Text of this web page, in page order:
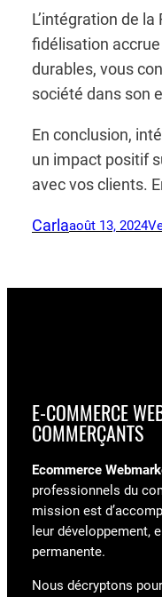
L’intégration de
fidélisation
durables, vous
société dans son
En conclusion,
un impact positif
avec vos clients.
Carlaaoût 13, 2024
E-COMMERCE
COMMERÇANTS
Ecommerce
professionnels du
mission est
leur développement,
permanente.
Nous décryptons